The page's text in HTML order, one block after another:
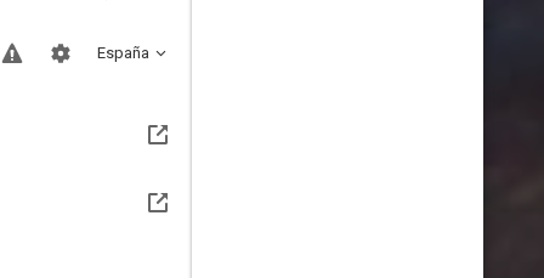
España